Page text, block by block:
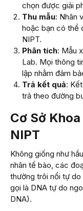
chọn được giải
Thu mẫu: Nhân
hoặc bạn có thể
NIPT.
Phân tích: Mẫu
Lab. Mọi thông
lập nhằm đảm
Trả kết quả:
trả theo đường
Cơ Sở
NIPT
Không giống như
nhân tế bào, các
thường trôi nổi tự
gọi là DNA tự do
DNA).